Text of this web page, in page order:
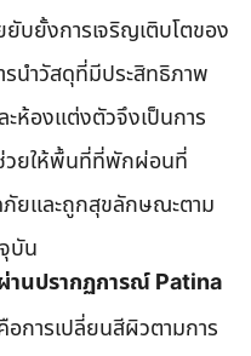
บยั้งการเจริญเติบโตของ
นำวัสดุที่มีประสิทธิภาพ
ห้องแต่งตัวจึงเป็นการ
วยให้พื้นที่ที่พักผ่อนที่
ยและถูกสุขลักษณะตาม
บัน
านปรากฏการณ์ Patina
การเปลี่ยนสีผิวตามการ